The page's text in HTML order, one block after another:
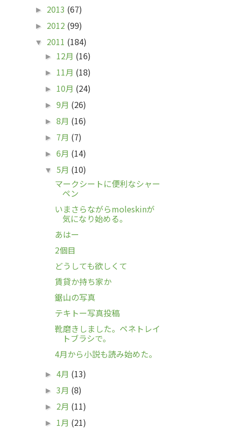
► 2013 (67)
► 2012 (99)
▼ 2011 (184)
► 12月 (16)
► 11月 (18)
► 10月 (24)
►9月 (26)
►8月 (16)
► 7月 (7)
►6月 (14)
▼ 5月 (10)
マークシートに便利なシャー
ペン
いまさらながらmoleskinが
気になり始める。
あはー
2個目
どうしても欲しくて
賃貸か持ち家か
鋸山の写真
テキトー写真投稿
靴磨きしました。ペネトレイ
トブラシで。
4月から小説も読み始めた。
►4月 (13)
►3月 (8)
► 2月 (11)
► 1月 (21)